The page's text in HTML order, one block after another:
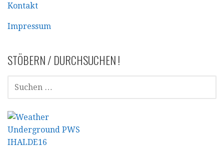
Kontakt
Impressum
STÖBERN / DURCHSUCHEN !
SUCHEN
NACH: